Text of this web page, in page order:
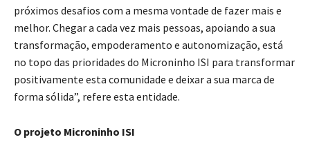
próximos desafios com a mesma vontade de fazer mais e
melhor. Chegar a cada vez mais pessoas, apoiando a sua
transformação, empoderamento e autonomização, está
no topo das prioridades do Microninho ISI para transformar
positivamente esta comunidade e deixar a sua marca de
forma sólida”, refere esta entidade.
O projeto Microninho ISI